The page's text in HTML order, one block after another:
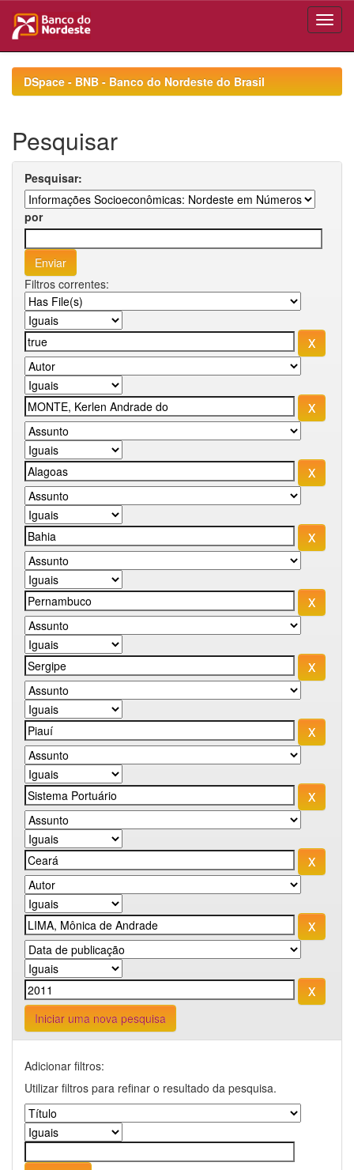
navigationDSpace - BNB - Banco do Nordeste do Brasil
Pesquisar
Pesquisar:
por
Filtros correntes:
Iniciar uma nova pesquisa
Adicionar filtros:
Utilizar filtros para refinar o resultado da pesquisa.